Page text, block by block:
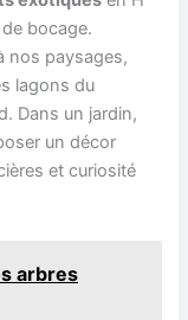
bocage.
nos paysages,
lagons du
Dans un jardin,
un décor
et curiosité
arbres